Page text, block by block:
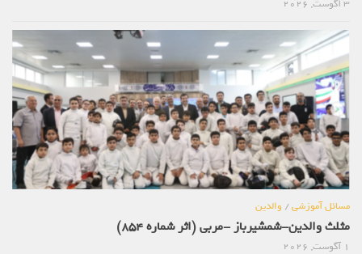
مسائل آموزشی/والدین
مثلث والدین-شمشیرباز -مربی (اثر شماره 854)